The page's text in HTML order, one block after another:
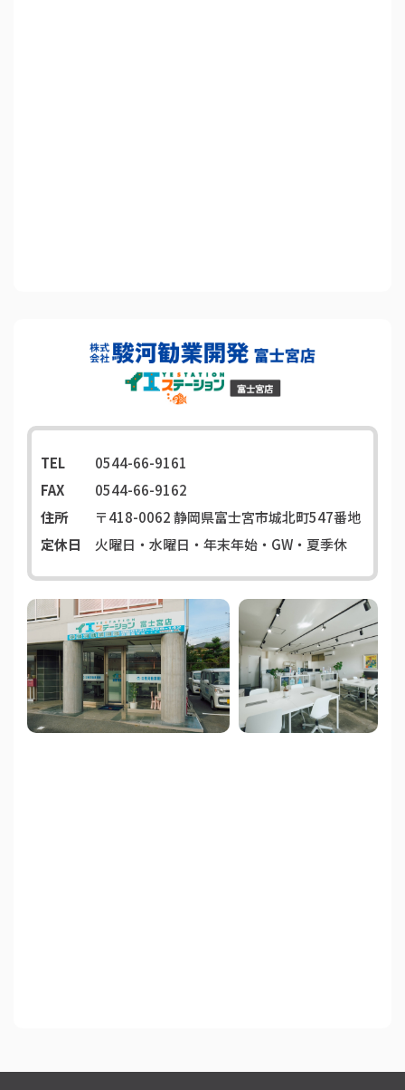
TEL
0544-66-9161
FAX
0544-66-9162
住所
〒418-0062静岡県富士宮市城北町547番地
定休日
火曜日・水曜日・年末年始・GW・夏季休